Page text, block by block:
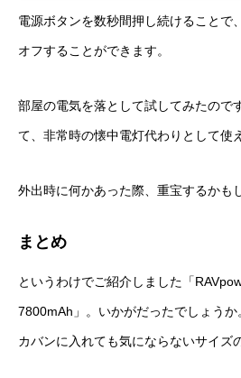
電源ボタンを数秒間押し続けることで
オフすることができます。
部屋の電気を落として試してみたので
て、非常時の懐中電灯代わりとして使
外出時に何かあった際、重宝するかも
まとめ
というわけでご紹介しました「
7800mAh」。いかがだったでしょうか
カバンに入れても気にならないサイズ